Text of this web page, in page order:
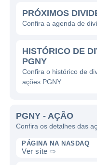
PRÓXIMOS
Confira a agenda de
HISTÓRICO DE
PGNY
Confira o histórico de
ações PGNY
PGNY - AÇÃO
Confira os detalhes das
PÁGINA NA NASDAQ
Ver site ⇨